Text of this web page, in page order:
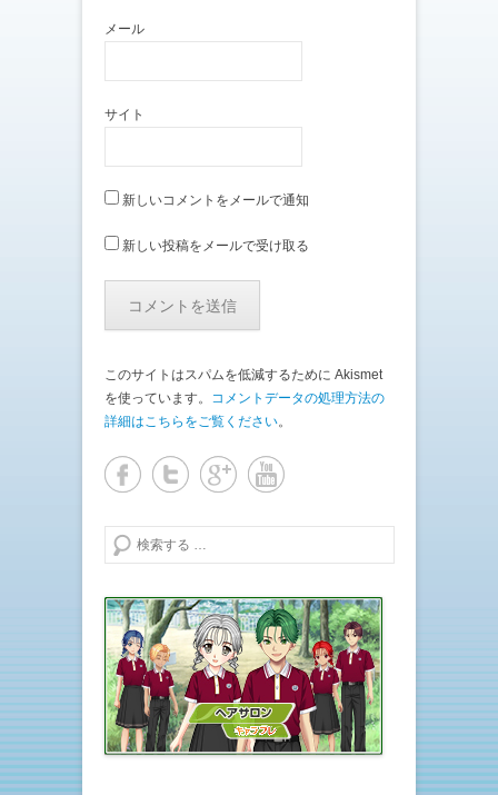
メール
サイト
新しいコメントをメールで通知
新しい投稿をメールで受け取る
このサイトはスパムを低減するために Akismet
を使っています。 コメントデータの処理方法の
詳細はこちらをご覧ください。
検索する